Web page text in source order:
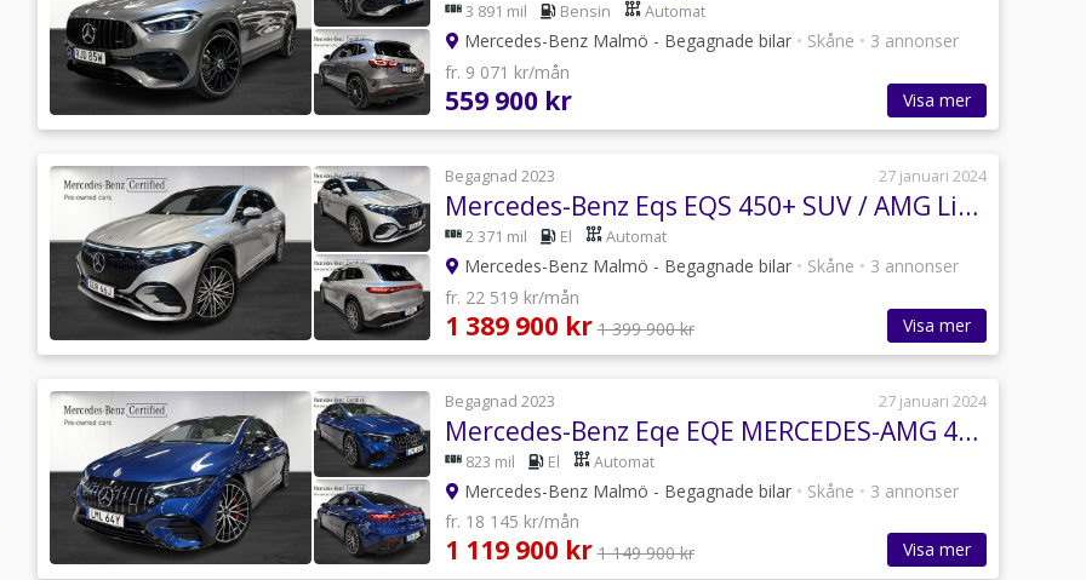
hedin-
3 891 mil Bensin Automat
Mercedes-Benz Malmö - Begagnade bilar • Skåne • 3 annonser
fr. 9 071 kr/mån
559 900 kr Visa mer
Begagnad 2023 27 januari 2024
Mercedes-Benz Eqs EQS 450+ SUV / AMG Line / Premiumpaket Plus
2 371 mil El Automat
Mercedes-Benz Malmö - Begagnade bilar • Skåne • 3 annonser
fr. 22 519 kr/mån
1 389 900 kr 1 399 900 kr Visa mer
Begagnad 2023 27 januari 2024
Mercedes-Benz Eqe EQE MERCEDES-AMG 43 4MATIC
823 mil El Automat
Mercedes-Benz Malmö - Begagnade bilar • Skåne • 3 annonser
fr. 18 145 kr/mån
1 119 900 kr 1 149 900 kr Visa mer